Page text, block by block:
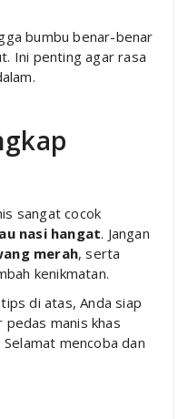
bumbu benar-benar
Ini penting agar rasa
sangat cocok
nasi hangat. Jangan
merah, serta
kenikmatan.
di atas, Anda siap
manis khas
mencoba dan